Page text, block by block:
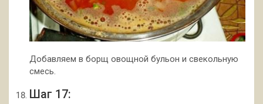
Добавляем в борщ овощной бульон и свекольную
смесь.
Шаг 17: